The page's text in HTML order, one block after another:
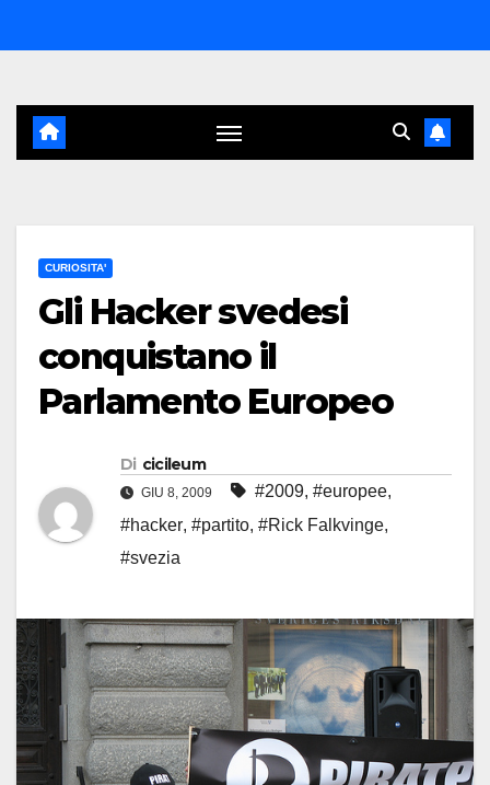
al
CURIOSITA'
Gli Hacker svedesi
conquistano il
Parlamento Europeo
Di cicileum
GIU 8, 2009 #2009, #europee,
#hacker, #partito, #Rick Falkvinge,
#svezia